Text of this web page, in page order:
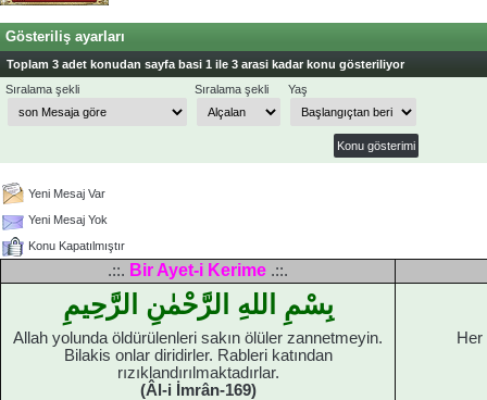
Gösteriliş ayarları
Toplam 3 adet konudan sayfa basi 1 ile 3 arasi kadar konu gösteriliyor
Sıralama şekli
Sıralama şekli Yaş
Yeni Mesaj Var
Yeni Mesaj Yok
Konu Kapatılmıştır
.::. Bir Ayet-i Kerime .::.
بِسْمِ اللهِ الرَّحْمٰنِ الرَّحِيمِ
Allah yolunda öldürülenleri sakın ölüler zannetmeyin.
Bilakis onlar diridirler. Rableri katından
rızıklandırılmaktadırlar.
(Âl-i İmrân-169)
Her